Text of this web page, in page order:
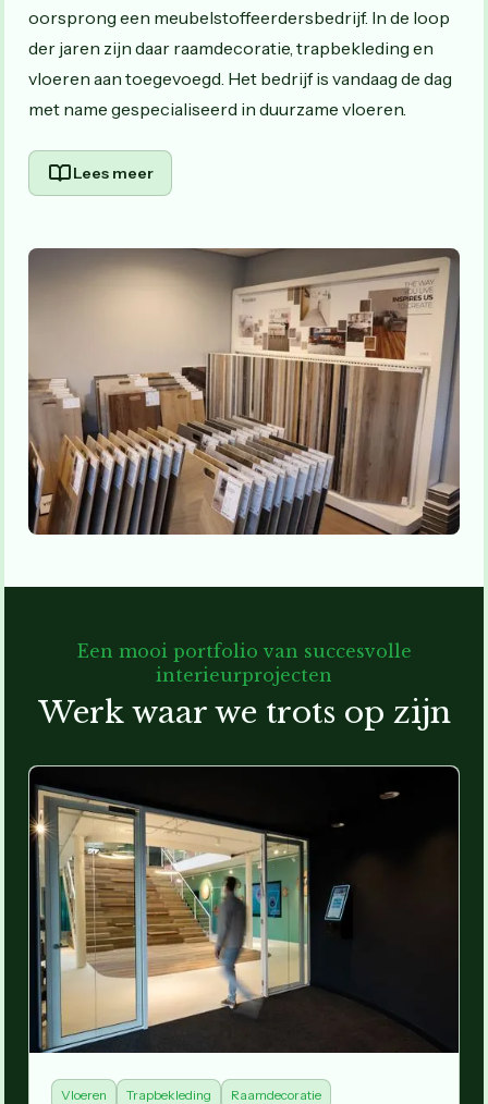
oorsprong een meubelstoffeerdersbedrijf. In de loop
der jaren zijn daar raamdecoratie, trapbekleding en
vloeren aan toegevoegd. Het bedrijf is vandaag de dag
met name gespecialiseerd in duurzame vloeren.
Lees meer
Een mooi portfolio van succesvolle
interieurprojecten
Werk waar we trots op zijn
Vloeren Trapbekleding Raamdecoratie